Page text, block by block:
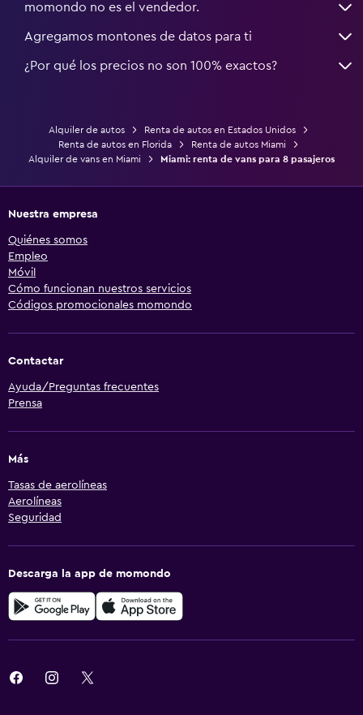
momondo no es el vendedor.
Agregamos montones de datos para ti
¿Por qué los precios no son 100% exactos?
Alquiler de autos
Renta de autos en Estados Unidos
Renta de autos en Florida
Renta de autos Miami
Alquiler de vans en Miami
Miami: renta de vans para 8 pasajeros
Nuestra empresa
Quiénes somos
Empleo
Móvil
Cómo funcionan nuestros servicios
Códigos promocionales momondo
Contactar
Ayuda/Preguntas frecuentes
Prensa
Más
Tasas de aerolíneas
Aerolíneas
Seguridad
Descarga la app de momondo